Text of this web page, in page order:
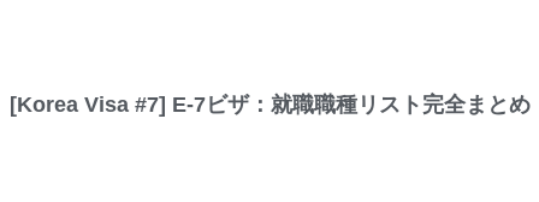
[Korea Visa #7] E-7ビザ：就職職種リスト完全まとめ